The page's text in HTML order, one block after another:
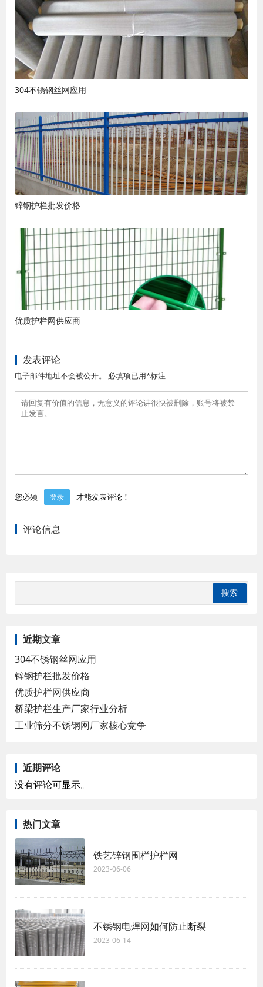
304不锈钢丝网应用
锌钢护栏批发价格
优质护栏网供应商
发表评论
电子邮件地址不会被公开。 必填项已用*标注
您必须 登录 才能发表评论！
评论信息
近期文章
304不锈钢丝网应用
锌钢护栏批发价格
优质护栏网供应商
桥梁护栏生产厂家行业分析
工业筛分不锈钢网厂家核心竞争
近期评论
没有评论可显示。
热门文章
铁艺锌钢围栏护栏网
2023-06-06
不锈钢电焊网如何防止断裂
2023-06-14